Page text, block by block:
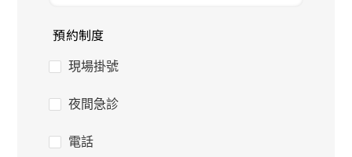
預約制度
現場掛號
夜間急診
電話